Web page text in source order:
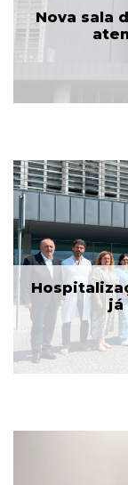
Nova sala
já